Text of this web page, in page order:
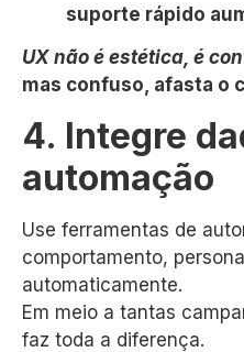
suporte rápido
UX não é estética, é
mas confuso, afasta o
4. Integre
automação
Use ferramentas de
comportamento,
automaticamente.
Em meio a tantas
faz toda a diferença.